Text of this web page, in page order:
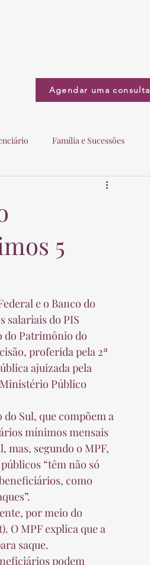
Agendar uma consulta
Família e Sucessões
5
salariais do PIS
do Patrimônio do
proferida pela 2ª
ajuizada pela
Público
mínimos mensais
mas, segundo o MPF,
“têm não só
como
O MPF explica que a
saque.